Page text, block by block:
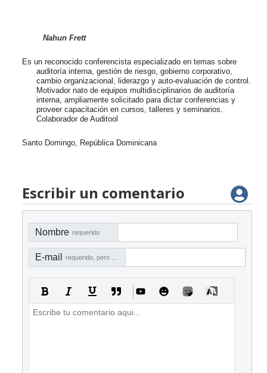
Nahun Frett
Es un reconocido conferencista especializado en temas sobre
auditoría interna, gestión de riesgo, gobierno corporativo,
cambio organizacional, liderazgo y auto-evaluación de control.
Motivador nato de equipos multidisciplinarios de auditoría
interna, ampliamente solicitado para dictar conferencias y
proveer capacitación en cursos, talleres y seminarios.
Colaborador de Auditool
Santo Domingo, República Dominicana
Escribir un comentario
Nombre requerido
E-mail